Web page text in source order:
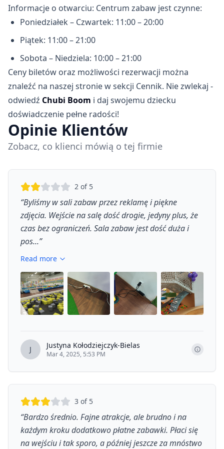
Informacje o otwarciu: Centrum zabaw jest czynne:
Poniedziałek – Czwartek: 11:00 – 20:00
Piątek: 11:00 – 21:00
Sobota – Niedziela: 10:00 – 21:00
Ceny biletów oraz możliwości rezerwacji można
znaleźć na naszej stronie w sekcji Cennik. Nie zwlekaj -
odwiedź Chubi Boom i daj swojemu dziecku
doświadczenie pełne radości!
Opinie Klientów
Zobacz, co klienci mówią o tej firmie
2 of 5
“Byliśmy w sali zabaw przez reklamę i piękne
zdjęcia. Wejście na salę dość drogie, jedyny plus, że
czas bez ograniczeń. Sala zabaw jest dość duża i
pos...”
Read more
J Justyna Kołodziejczyk-Bielas
Mar 4, 2025, 5:53 PM
3 of 5
“Bardzo średnio. Fajne atrakcje, ale brudno i na
każdym kroku dodatkowo płatne zabawki. Płaci się
na wejściu i tak sporo, a później jeszcze za mnóstwo